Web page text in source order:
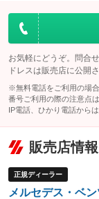
：装備なし
センターデフロック
：装備なし
レンタカーアップ
：装備なし
：装備あり
バックカメラ
：装備あり
エアロ
：装備あり
ローダウン
：装備なし
パワーシート
：装備あり
ベンチシート
：装備なし
：装備なし
ウォークスルー
：装備なし
お気軽にどうぞ。問合
ドレスは販売店に公開
※無料電話をご利用の場
番号ご利用の際の注意点は
IP電話、ひかり電話から
販売店情報
正規ディーラー
メルセデス・ベ